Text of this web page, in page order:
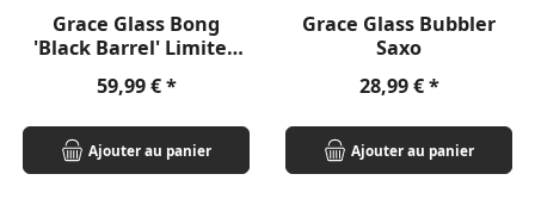
Grace Glass Bong
'Black Barrel' Limited
Prix régulier :
59,99 €
Ajouter au panier
Grace Glass Bubbler
Saxo
Prix régulier :
28,99 €
Ajouter au panier